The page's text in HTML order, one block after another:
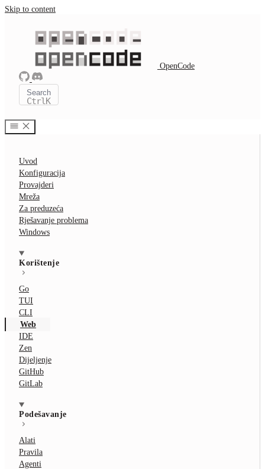
Skip to content
OpenCode
Search
CtrlK
Uvod
Konfiguracija
Provajderi
Mreža
Za preduzeća
Rješavanje problema
Windows
Korištenje
Go
TUI
CLI
Web
IDE
Zen
Dijeljenje
GitHub
GitLab
Podešavanje
Alati
Pravila
Agenti